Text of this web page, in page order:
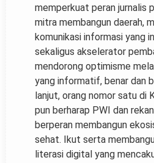
memperkuat peran jurnalis
mitra membangun daerah,
komunikasi informasi yang
sekaligus akselerator
mendorong optimisme
yang informatif, benar dan
lanjut, orang nomor satu di
pun berharap PWI dan
berperan membangun
sehat. Ikut serta
literasi digital yang